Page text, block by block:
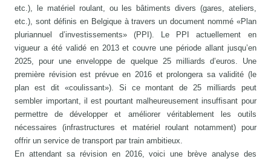
etc.), le matériel roulant, ou les bâtiments divers (gares, ateliers,
etc.), sont définis en Belgique à travers un document nommé «Plan
pluriannuel d’investissements» (PPI). Le PPI actuellement en
vigueur a été validé en 2013 et couvre une période allant jusqu’en
2025, pour une enveloppe de quelque 25 milliards d’euros. Une
première révision est prévue en 2016 et prolongera sa validité (le
plan est dit «coulissant»). Si ce montant de 25 milliards peut
sembler important, il est pourtant malheureusement insuffisant pour
permettre de développer et améliorer véritablement les outils
nécessaires (infrastructures et matériel roulant notamment) pour
offrir un service de transport par train ambitieux.
En attendant sa révision en 2016, voici une brève analyse des